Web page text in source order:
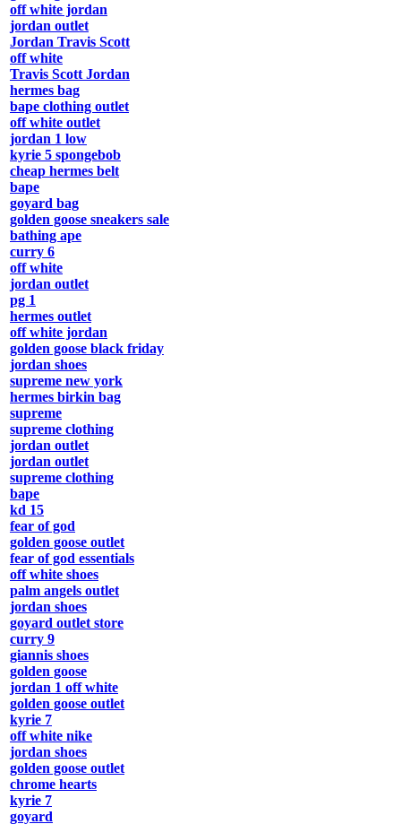
off white jordan
jordan outlet
Jordan Travis Scott
off white
Travis Scott Jordan
hermes bag
bape clothing outlet
off white outlet
jordan 1 low
kyrie 5 spongebob
cheap hermes belt
bape
goyard bag
golden goose sneakers sale
bathing ape
curry 6
off white
jordan outlet
pg 1
hermes outlet
off white jordan
golden goose black friday
jordan shoes
supreme new york
hermes birkin bag
supreme
supreme clothing
jordan outlet
jordan outlet
supreme clothing
bape
kd 15
fear of god
golden goose outlet
fear of god essentials
off white shoes
palm angels outlet
jordan shoes
goyard outlet store
curry 9
giannis shoes
golden goose
jordan 1 off white
golden goose outlet
kyrie 7
off white nike
jordan shoes
golden goose outlet
chrome hearts
kyrie 7
goyard